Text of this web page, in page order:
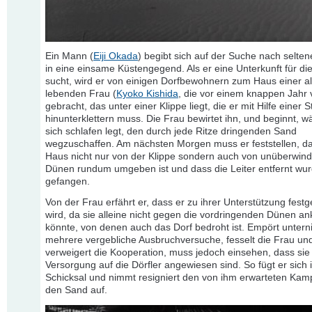
Ein Mann (Eiji Okada) begibt sich auf der Suche nach
in eine einsame Küstengegend. Als er eine Unterkunft für
sucht, wird er von einigen Dorfbewohnern zum Haus einer
lebenden Frau (Kyoko Kishida, die vor einem knappen Jahr
gebracht, das unter einer Klippe liegt, die er mit Hilfe einer
hinunterklettern muss. Die Frau bewirtet ihn, und beginnt,
sich schlafen legt, den durch jede Ritze dringenden Sand
wegzuschaffen. Am nächsten Morgen muss er feststellen,
Haus nicht nur von der Klippe sondern auch von
Dünen rundum umgeben ist und dass die Leiter entfernt
gefangen.
Von der Frau erfährt er, dass er zu ihrer Unterstützung
wird, da sie alleine nicht gegen die vordringenden Dünen
könnte, von denen auch das Dorf bedroht ist. Empört
mehrere vergebliche Ausbruchversuche, fesselt die Frau
verweigert die Kooperation, muss jedoch einsehen, dass sie
Versorgung auf die Dörfler angewiesen sind. So fügt er sich
Schicksal und nimmt resigniert den von ihm erwarteten
den Sand auf.